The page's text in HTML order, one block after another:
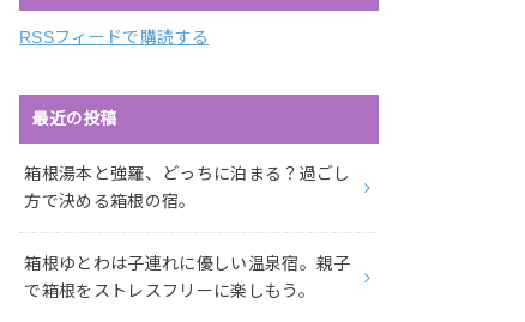
RSSフィードで購読する
最近の投稿
箱根湯本と強羅、どっちに泊まる？過ごし
方で決める箱根の宿。
箱根ゆとわは子連れに優しい温泉宿。親子
で箱根をストレスフリーに楽しもう。